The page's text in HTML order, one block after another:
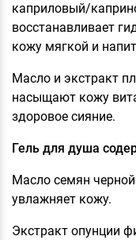
каприловый/
восстанавливает
кожу мягкой и
Масло и экстракт
насыщают кожу
здоровое сияние.
Гель для душа
Масло семян
увлажняет кожу.
Экстракт опунции